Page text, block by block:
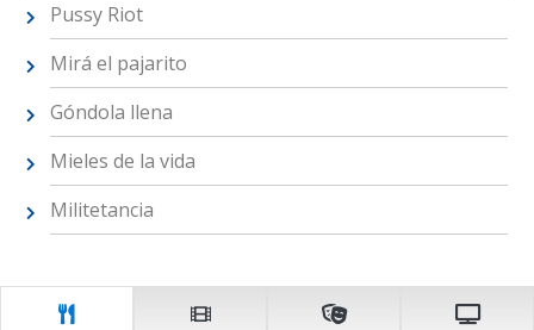
Pussy Riot
Mirá el pajarito
Góndola llena
Mieles de la vida
Militetancia